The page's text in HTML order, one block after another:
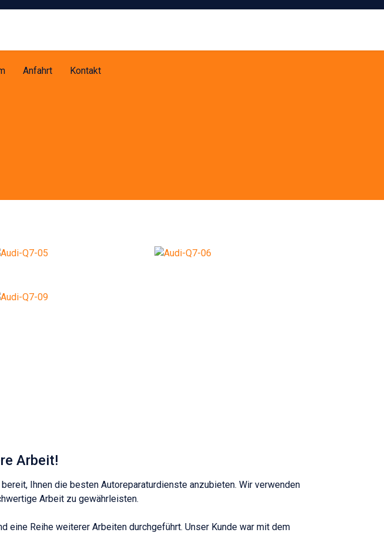
Anfahrt Kontakt
Arbeit!
Ihnen die besten Autoreparaturdienste anzubieten. Wir verwenden
Arbeit zu gewährleisten.
eine Reihe weiterer Arbeiten durchgeführt. Unser Kunde war mit dem